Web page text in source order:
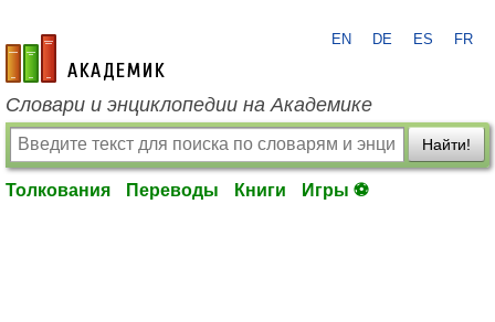
academic.ru
EN DE ES FR
Словари и энциклопедии на Академике
Найти!
Толкования Переводы Книги Игры ⚽